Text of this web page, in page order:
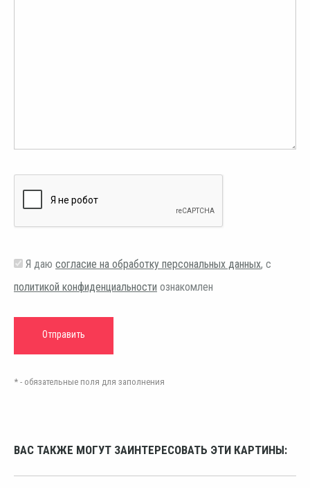
Я даю согласие на обработку персональных данных, с
политикой конфиденциальности ознакомлен
* - обязательные поля для заполнения
ВАС ТАКЖЕ МОГУТ ЗАИНТЕРЕСОВАТЬ ЭТИ КАРТИНЫ: